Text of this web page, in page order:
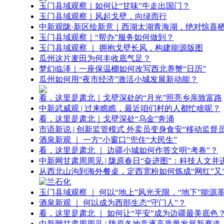
玉门县域观察｜如何让“甘味”牛走出国门？
玉门县域观察｜风起戈壁，向绿而行
中新观陇·新区绘新意｜西湖太湖青海湖，绝对惊喜
玉门县域观察｜“帮办”服务如何做到？
玉门县域观察 ｜ 拥抱戈壁长风，构建能源版图
瓜州这片麦田为何丰收底气足？
梦幻临泽｜一座保温棚如何改写西北养蟹“日历”
瓜州如何用“夜市经济”激活小城发展新动能？
看，这里是肃北｜戈壁深处的“月光”照亮乡亲致富路
中新武威观 | 过来瞧瞧，最近咱们村的人都忙啥呢？
看，这里是肃北｜戈壁深处“乌金”奔涌
市语新说 | 创新监管模式 外卖员变身食安“移动监督
酒泉新观 ｜ 一方“小窗口”兜住“大民生”
看，这里是肃北 ｜ 边疆小城如何作答文明“考卷”？
中新网甘肃周周见 | 陇原春日“奋进图”：科技人文并
从西北山沟到海外餐桌，定西宽粉如何炼成“网红”又
玉门县域观察 ｜ 何以“地上”风光无限，“地下”能源
酒泉新观 ｜ 何以成为西部生态“守门人”？
看，这里是肃北 ｜ 如何让“平安”成为边疆最美底色？